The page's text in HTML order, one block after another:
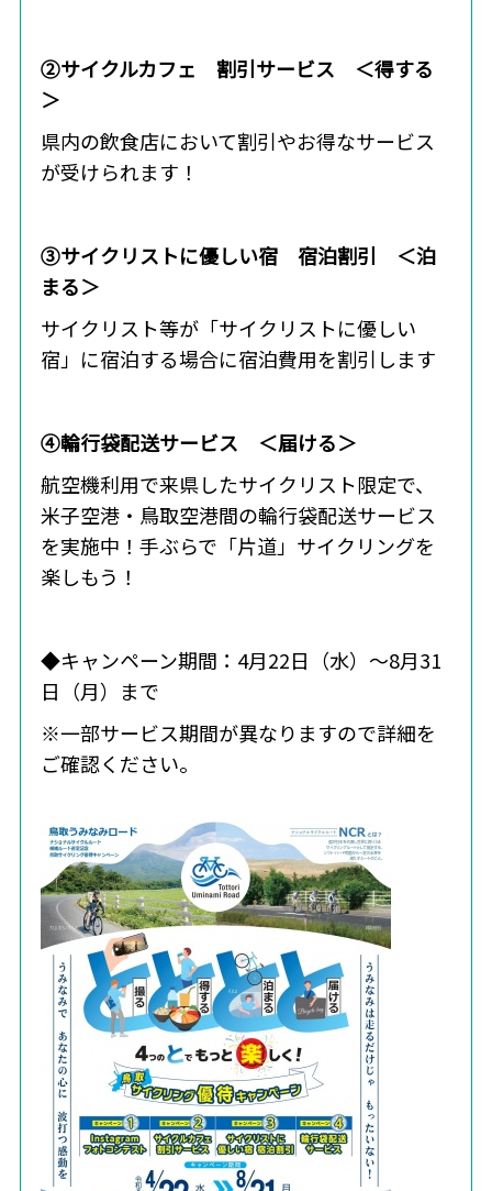
②サイクルカフェ 割引サービス ＜得する
＞
県内の飲食店において割引やお得なサービス
が受けられます！
③サイクリストに優しい宿 宿泊割引 ＜泊
まる＞
サイクリスト等が「サイクリストに優しい
宿」に宿泊する場合に宿泊費用を割引します
④輪行袋配送サービス ＜届ける＞
航空機利用で来県したサイクリスト限定で、
米子空港・鳥取空港間の輪行袋配送サービス
を実施中！手ぶらで「片道」サイクリングを
楽しもう！
◆キャンペーン期間：4月22日（水）～8月31
日（月）まで
※一部サービス期間が異なりますので詳細を
ご確認ください。